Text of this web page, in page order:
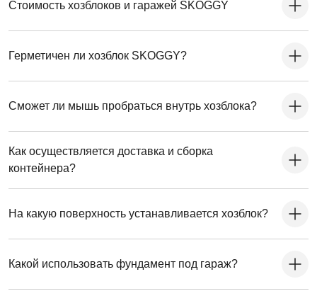
Стоимость хозблоков и гаражей SKOGGY
Герметичен ли хозблок SKOGGY?
Сможет ли мышь пробраться внутрь хозблока?
Как осуществляется доставка и сборка
контейнера?
На какую поверхность устанавливается хозблок?
Какой использовать фундамент под гараж?